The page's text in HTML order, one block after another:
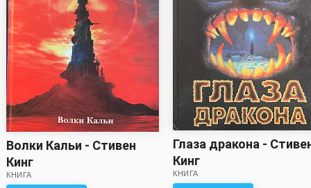
Волки Кальи - Стивен
Кинг
КНИГА
Глаза дракона -
Кинг
КНИГА